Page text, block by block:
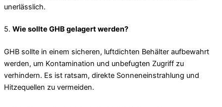
unerlässlich.
5. Wie sollte GHB gelagert werden?
GHB sollte in einem sicheren, luftdichten Behälter aufbewahrt
werden, um Kontamination und unbefugten Zugriff zu
verhindern. Es ist ratsam, direkte Sonneneinstrahlung und
Hitzequellen zu vermeiden.